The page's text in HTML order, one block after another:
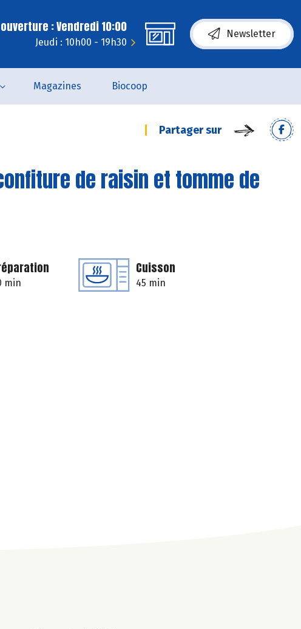
: Vendredi 10:00
Jeudi : 10h00 - 19h30
Newsletter
Magazines Biocoop
Partager sur
de raisin et tomme de
min
Cuisson
45 min